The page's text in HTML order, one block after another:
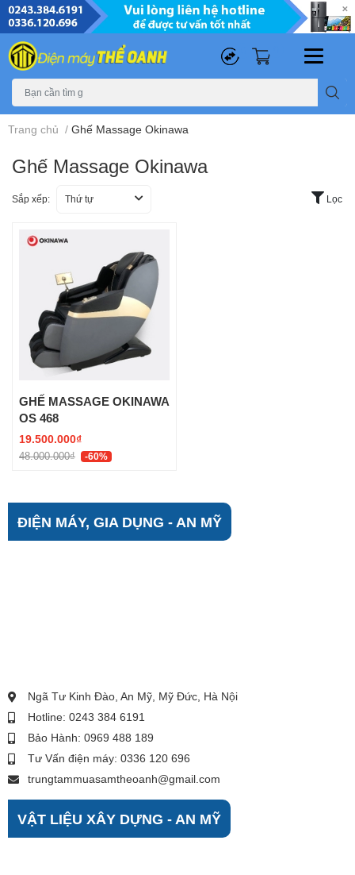
Trang chủ / Ghế Massage Okinawa
Ghế Massage Okinawa
Sắp xếp: Thứ tự Lọc
GHẾ MASSAGE OKINAWA
OS 468
19.500.000₫
48.000.000₫ -60%
ĐIỆN MÁY, GIA DỤNG - AN MỸ
Ngã Tư Kinh Đào, An Mỹ, Mỹ Đức, Hà Nội
Hotline: 0243 384 6191
Bảo Hành: 0969 488 189
Tư Vấn điện máy: 0336 120 696
trungtammuasamtheoanh@gmail.com
VẬT LIỆU XÂY DỰNG - AN MỸ